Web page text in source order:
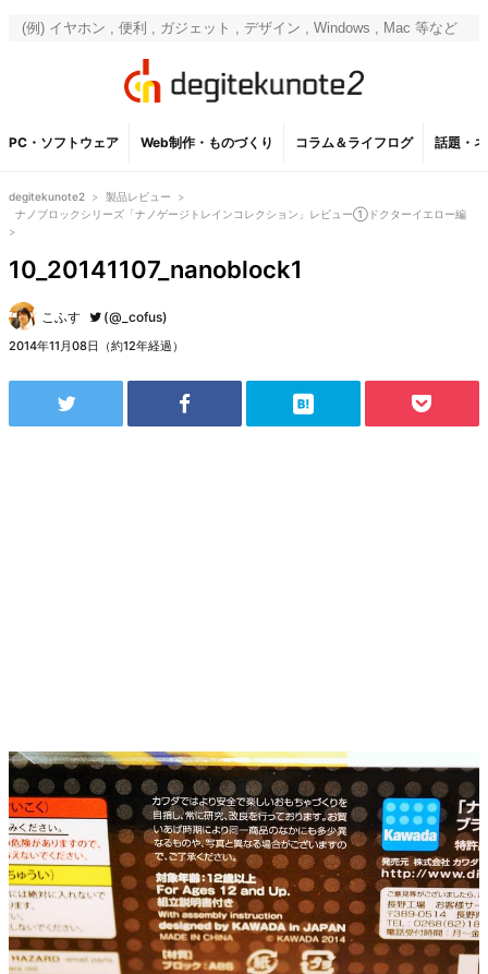
PC・ソフトウェア Web制作・ものづくり コラム＆ライフログ 話題・
degitekunote2 > 製品レビュー
>
ナノブロックシリーズ「ナノゲージトレインコレクション」レビュー①ドクターイエロー編
>
10_20141107_nanoblock1
こふす (@_cofus)
2014年11月08日（約12年経過）